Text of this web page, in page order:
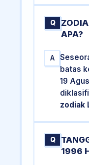
Q
APA?
A
batas
19
zodiak
Q
1996